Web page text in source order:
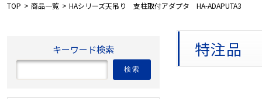
TOP 商品一覧 HAシリーズ天吊り 支柱取付アダプタ HA-ADAPUTA3
特注品
キーワード検索
検索